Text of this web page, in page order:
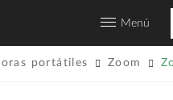
Menú
portátiles Zoom